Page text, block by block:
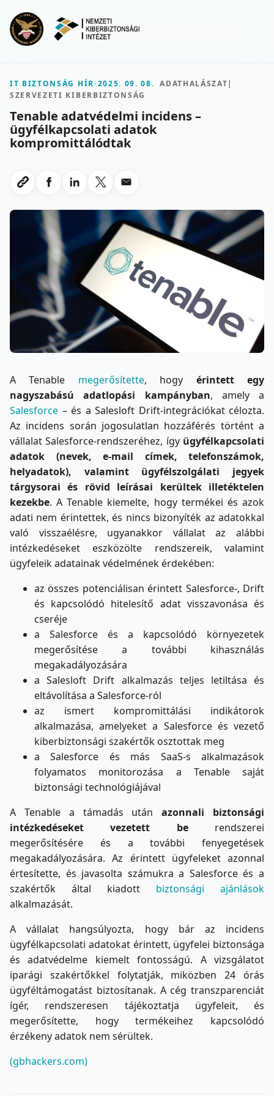
IT BIZTONSÁG HÍR-2025. 09. 08. ADATHALÁSZAT|
SZERVEZETI KIBERBIZTONSÁG
Tenable adatvédelmi incidens –
ügyfélkapcsolati adatok
kompromittálódtak
Link masolasa
Megosztas Facebookon
Megosztas LinkedInen
Megosztas X-en
Megosztas emailben
A Tenable megerősítette, hogy érintett egy
nagyszabású adatlopási kampányban, amely a
Salesforce – és a Salesloft Drift-integrációkat célozta.
Az incidens során jogosulatlan hozzáférés történt a
vállalat Salesforce-rendszeréhez, így ügyfélkapcsolati
adatok (nevek, e-mail címek, telefonszámok,
helyadatok), valamint ügyfélszolgálati jegyek
tárgysorai és rövid leírásai kerültek illetéktelen
kezekbe. A Tenable kiemelte, hogy termékei és azok
adati nem érintettek, és nincs bizonyíték az adatokkal
való visszaélésre, ugyanakkor vállalat az alábbi
intézkedéseket eszközölte rendszereik, valamint
ügyfeleik adatainak védelmének érdekében:
az összes potenciálisan érintett Salesforce-, Drift
és kapcsolódó hitelesítő adat visszavonása és
cseréje
a Salesforce és a kapcsolódó környezetek
megerősítése a további kihasználás
megakadályozására
a Salesloft Drift alkalmazás teljes letiltása és
eltávolítása a Salesforce-ról
az ismert kompromittálási indikátorok
alkalmazása, amelyeket a Salesforce és vezető
kiberbiztonsági szakértők osztottak meg
a Salesforce és más SaaS-s alkalmazások
folyamatos monitorozása a Tenable saját
biztonsági technológiájával
A Tenable a támadás utánazonnali biztonsági
intézkedéseket vezetett berendszerei
megerősítésére és a további fenyegetések
megakadályozására. Az érintett ügyfeleket azonnal
értesítette, és javasolta számukra a Salesforce és a
szakértők által kiadott biztonsági ajánlások
alkalmazását.
A vállalat hangsúlyozta, hogy bár az incidens
ügyfélkapcsolati adatokat érintett, ügyfelei biztonsága
és adatvédelme kiemelt fontosságú. A vizsgálatot
iparági szakértőkkel folytatják, miközben 24 órás
ügyféltámogatást biztosítanak. A cég transzparenciát
ígér, rendszeresen tájékoztatja ügyfeleit, és
megerősítette, hogy termékeihez kapcsolódó
érzékeny adatok nem sérültek.
(gbhackers.com)